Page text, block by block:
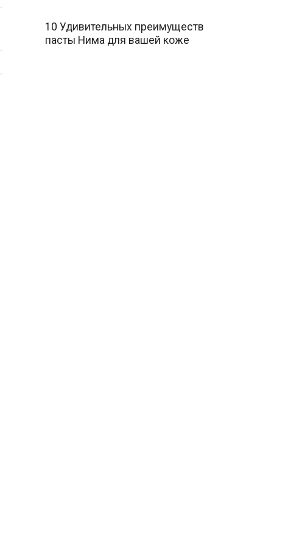
10 Удивительных преимуществ
пасты Нима для вашей коже